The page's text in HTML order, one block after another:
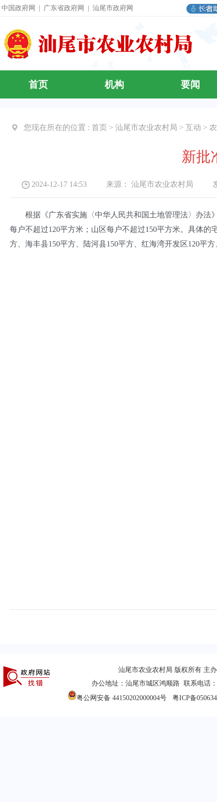
中国政府网 广东省政府网 汕尾市政府网
首页 机构 要闻
您现在所在的位置 : 首页 > 汕尾市农业农村局 > 互动 >
新批
2024-12-17 14:53 来源： 汕尾市农业农村局 发
根据《广东省实施〈中华人民共和国土地管理法〉办法
每户不超过120平方米；山区每户不超过150平方米。具体
方、海丰县150平方、陆河县150平方、红海湾开发区120平
汕尾市农业农村局 版权所有 主
办公地址：汕尾市城区鸿顺路 联系电话
粤公网安备 44150202000004号
粤ICP备